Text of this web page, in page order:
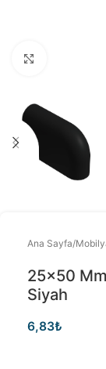
Ana Sayfa/
25×50
Siyah
6,83₺